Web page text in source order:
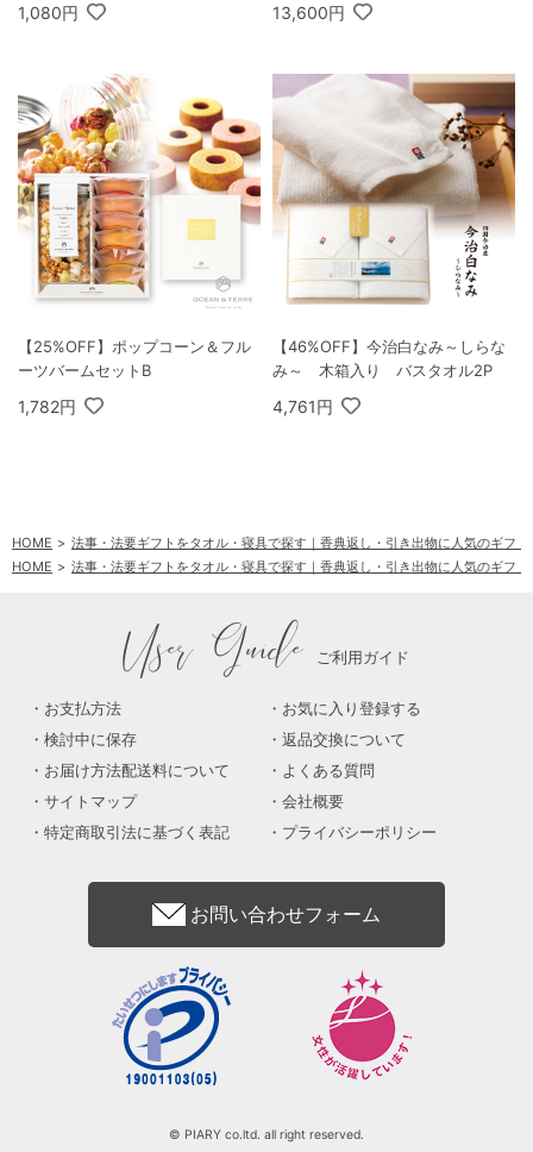
1,080円 13,600円
【25%OFF】ポップコーン＆フル
ーツバームセットB
1,782円
【46%OFF】今治白なみ～しらな
み～ 木箱入り バスタオル2P
4,761円
HOME
法事・法要ギフトをタオル・寝具で探す｜香典返し・引き出物に人気のギフト
HOME
法事・法要ギフトをタオル・寝具で探す｜香典返し・引き出物に人気のギフト
User Guide ご利用ガイド
お支払方法
お気に入り登録する
検討中に保存
返品交換について
お届け方法配送料について
よくある質問
サイトマップ
会社概要
特定商取引法に基づく表記
プライバシーポリシー
お問い合わせフォーム
© PIARY co.ltd. all right reserved.